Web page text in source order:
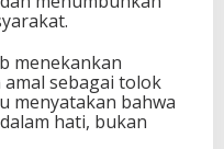
menekankan
sebagai tolok
menyatakan bahwa
hati, bukan